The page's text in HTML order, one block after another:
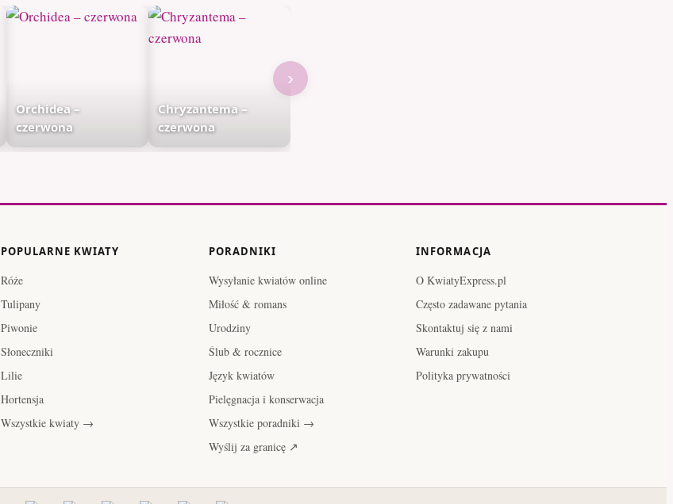
Orchidea –
czerwona
Chryzantema –
czerwona
›
POPULARNE KWIATY
Róże
Tulipany
Piwonie
Słoneczniki
Lilie
Hortensja
Wszystkie kwiaty →
PORADNIKI
Wysyłanie kwiatów online
Miłość & romans
Urodziny
Ślub & rocznice
Język kwiatów
Pielęgnacja i konserwacja
Wszystkie poradniki →
Wyślij za granicę ↗
INFORMACJA
O KwiatyExpress.pl
Często zadawane pytania
Skontaktuj się z nami
Warunki zakupu
Polityka prywatności